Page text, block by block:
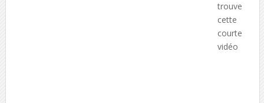
trouve
cette
courte
vidéo